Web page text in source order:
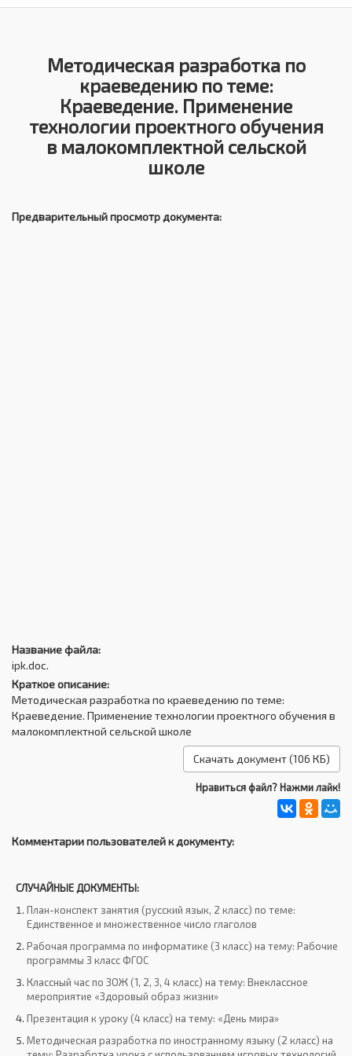
Методическая разработка по
краеведению по теме:
Краеведение. Применение
технологии проектного обучения
в малокомплектной сельской
школе
Предварительный просмотр документа:
Название файла:
ipk.doc.
Краткое описание:
Методическая разработка по краеведению по теме:
Краеведение. Применение технологии проектного обучения в
малокомплектной сельской школе
Скачать документ (106 КБ)
Нравиться файл? Нажми лайк!
Комментарии пользователей к документу:
СЛУЧАЙНЫЕ ДОКУМЕНТЫ:
План-конспект занятия (русский язык, 2 класс) по теме:
Единственное и множественное число глаголов
Рабочая программа по информатике (3 класс) на тему: Рабочие
программы 3 класс ФГОС
Классный час по ЗОЖ (1, 2, 3, 4 класс) на тему: Внеклассное
мероприятие «Здоровый образ жизни»
Презентация к уроку (4 класс) на тему: «День мира»
Методическая разработка по иностранному языку (2 класс) на